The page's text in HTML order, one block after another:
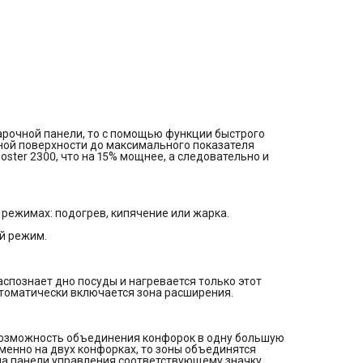
на панели управления соответствующему значку.
Технология Move - передвижение посуды
С помощью технологии Move, передвигая посуду на
Если Вам нужно выйти из кухни, нет необходимости
технологией Функция Stop&Go Вы можете просто продолжить
Выключает плиту, если на панель управления прольется
жидкость - предотвратит порчу имущества.
конфорки в отдельности - не нужно постоянно находиться у
плиты, пока готовится блюдо.
панели, то с помощью функции быстрого
поверхности до максимального показателя
2300, что на 15% мощнее, а следовательно и
подогрев, кипячение или жарка.
режим.
дно посуды и нагревается только этот
включается зона расширения.
объединения конфорок в одну большую
на двух конфорках, то зоны объединятся